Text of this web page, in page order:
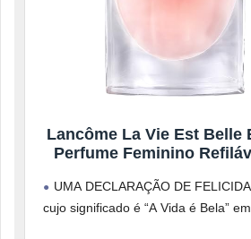
Lancôme La Vie Est Belle
Perfume Feminino
Baunilha e Patchouli,
150ml
UMA DECLARAÇÃO DE
cujo significado é “A Vida é Bela”